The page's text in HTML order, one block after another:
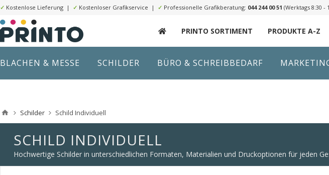
✓ Kostenlose Lieferung | ✓ Kostenloser Grafikservice | ✓ Professionelle Grafikberatung: 044 244 00 51 (Werktags 8:30 -
PRINTO SORTIMENT PRODUKTE A-Z
BLACHEN & MESSE SCHILDER BÜRO & SCHREIBBEDARF
Schilder Schild Individuell
SCHILD INDIVIDUELL
Hochwertige Schilder in unterschiedlichen Formaten, Materialien und Druckoptionen für jeden